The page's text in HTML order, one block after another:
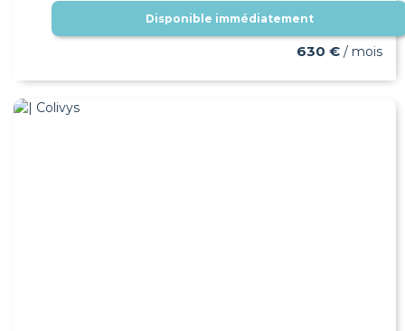
Disponible immédiatement
630 € / mois